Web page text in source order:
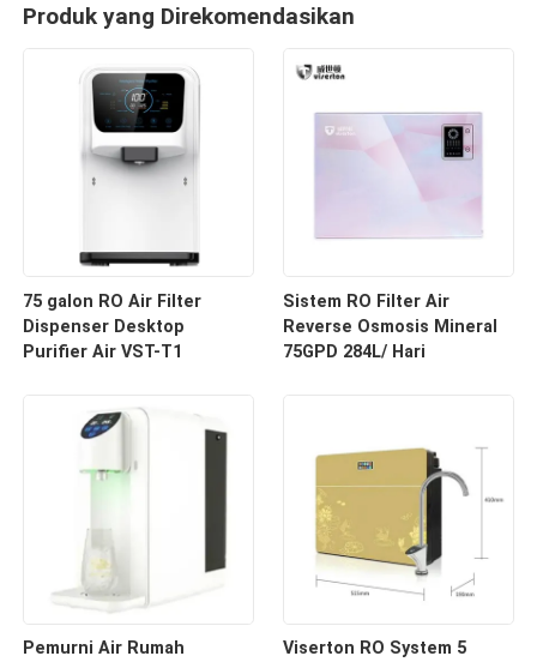
Produk yang Direkomendasikan
75 galon RO Air Filter
Dispenser Desktop
Purifier Air VST-T1
Sistem RO Filter Air
Reverse Osmosis Mineral
75GPD 284L/ Hari
Pemurni Air Rumah
Viserton RO System 5